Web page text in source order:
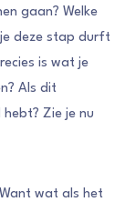
gaan? Welke
je deze stap durft
is wat je
Als dit
Zie je nu
wat als het